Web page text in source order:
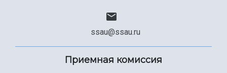
ssau@ssau.ru
Приемная комиссия